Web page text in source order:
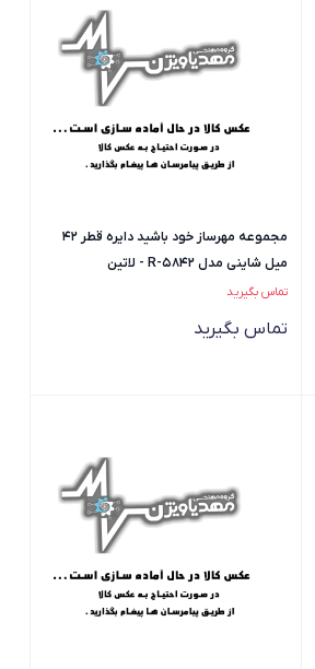
مجموعه مهرساز خود باشید دایره قطر 42
میل شاینی مدل R-5842 - لاتین
تماس بگیرید
تماس بگیرید